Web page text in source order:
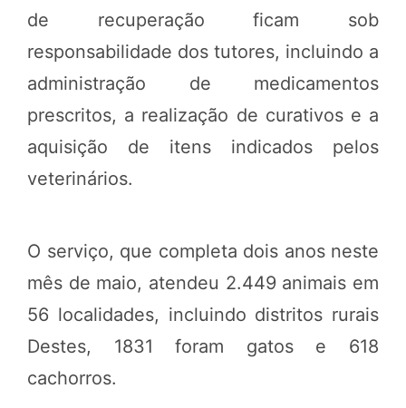
de recuperação ficam sob
responsabilidade dos tutores, incluindo a
administração de medicamentos
prescritos, a realização de curativos e a
aquisição de itens indicados pelos
veterinários.
O serviço, que completa dois anos neste
mês de maio, atendeu 2.449 animais em
56 localidades, incluindo distritos rurais
Destes, 1831 foram gatos e 618
cachorros.